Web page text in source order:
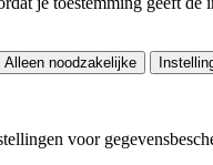
Alleen noodzakelijke
voor